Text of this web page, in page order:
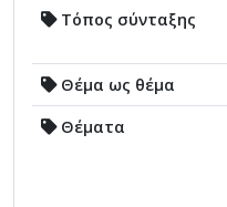
Τόπος σύνταξης
Θέμα ως θέμα
Θέματα